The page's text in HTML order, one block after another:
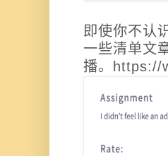
即使你不认
一些清单文
播。
https://